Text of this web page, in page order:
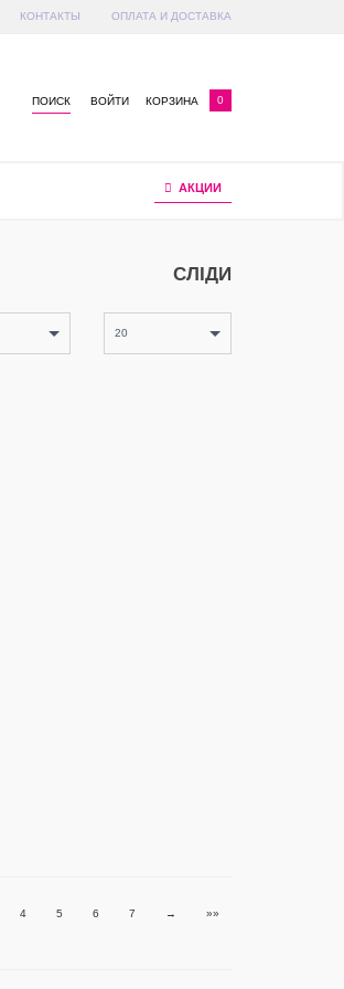
КОНТАКТЫ ОПЛАТА И ДОСТАВКА
ПОИСК ВОЙТИ КОРЗИНА 0
АКЦИИ
СЛІДИ
20
4 5 6 7 → »»